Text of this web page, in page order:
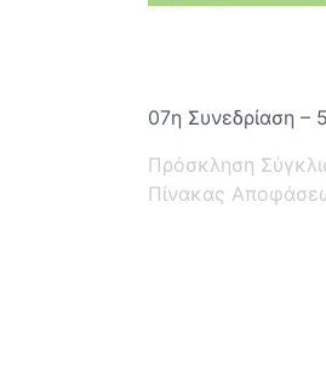
07η Συνεδρίαση –
Πρόσκληση
Πίνακας